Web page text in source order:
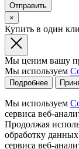
×
Купить в один
Мы ценим вашу
Мы используем
Подробнее
Мы используем
сервиса веб-
Продолжая
обработку
сервиса веб-